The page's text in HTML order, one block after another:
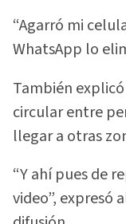
“Agarró mi
WhatsApp lo
También
circular entre
llegar a otras
“Y ahí pues de
video”, expresó